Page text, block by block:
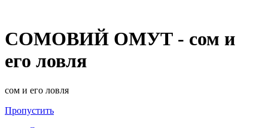
СОМОВИЙ ОМУТ - сом и
его ловля
сом и его ловля
Пропустить